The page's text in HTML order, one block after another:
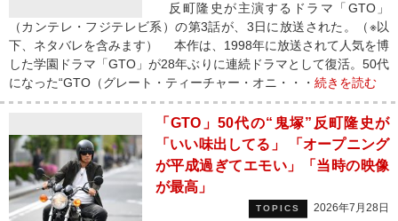
反町隆史が主演するドラマ「GTO」
（カンテレ・フジテレビ系）の第3話が、3日に放送された。（※以
下、ネタバレを含みます） 本作は、1998年に放送されて人気を博
した学園ドラマ「GTO」が28年ぶりに連続ドラマとして復活。50代
になった“GTO（グレート・ティーチャー・オニ・・・ 続きを読む
「GTO」50代の“鬼塚”反町隆史が
「いい味出してる」 「オープニング
が平成過ぎてエモい」「当時の映像
が最高」
TOPICS 2026年7月28日